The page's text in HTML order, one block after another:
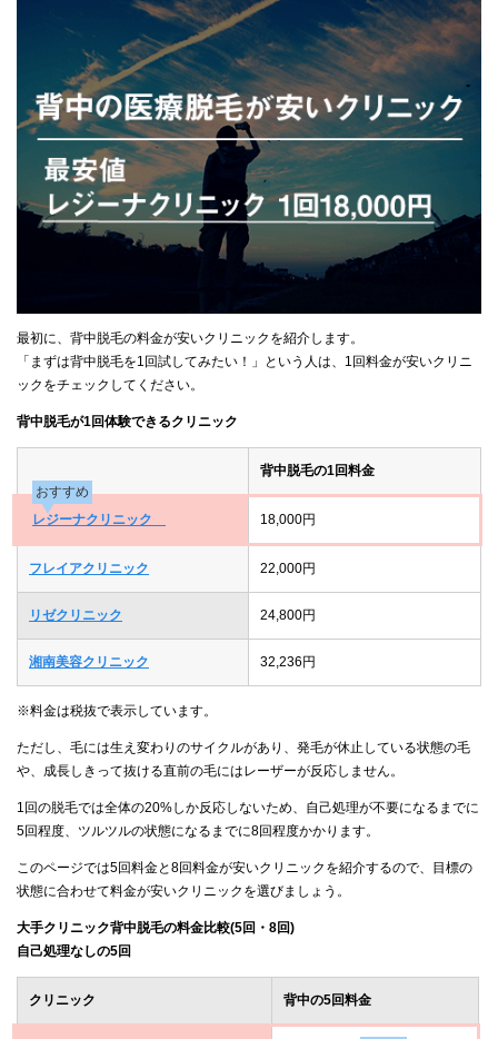
最初に、背中脱毛の料金が安いクリニックを紹介します。
「まずは背中脱毛を1回試してみたい！」という人は、1回料金が安いクリニ
ックをチェックしてください。
背中脱毛が1回体験できるクリニック
背中脱毛の1回料金
おすすめ
レジーナクリニック
18,000円
フレイアクリニック 22,000円
リゼクリニック 24,800円
湘南美容クリニック 32,236円
※料金は税抜で表示しています。
ただし、毛には生え変わりのサイクルがあり、発毛が休止している状態の毛
や、成長しきって抜ける直前の毛にはレーザーが反応しません。
1回の脱毛では全体の20%しか反応しないため、自己処理が不要になるまでに
5回程度、ツルツルの状態になるまでに8回程度かかります。
このページでは5回料金と8回料金が安いクリニックを紹介するので、目標の
状態に合わせて料金が安いクリニックを選びましょう。
大手クリニック背中脱毛の料金比較(5回・8回)
自己処理なしの5回
クリニック 背中の5回料金